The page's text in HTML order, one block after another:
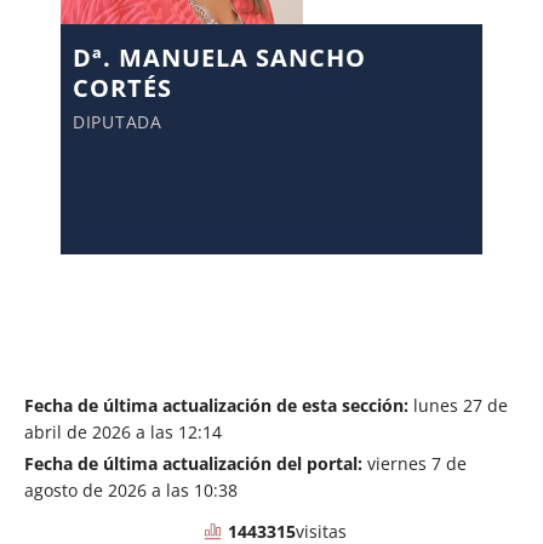
Dª. MANUELA SANCHO
CORTÉS
DIPUTADA
Fecha de última actualización de esta sección: lunes 27 de
abril de 2026 a las 12:14
Fecha de última actualización del portal: viernes 7 de
agosto de 2026 a las 10:38
1443315visitas